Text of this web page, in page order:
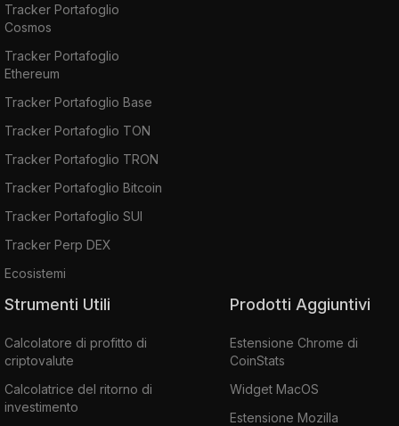
Tracker Portafoglio
Cosmos
Tracker Portafoglio
Ethereum
Tracker Portafoglio Base
Tracker Portafoglio TON
Tracker Portafoglio TRON
Tracker Portafoglio Bitcoin
Tracker Portafoglio SUI
Tracker Perp DEX
Ecosistemi
Strumenti Utili
Calcolatore di profitto di
criptovalute
Calcolatrice del ritorno di
investimento
Prodotti Aggiuntivi
Estensione Chrome di
CoinStats
Widget MacOS
Estensione Mozilla